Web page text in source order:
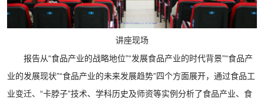
讲座现场
报告从“食品产业的战略地位”“发展食品产业的时代背景”“食品产
业的发展现状”“食品产业的未来发展趋势”四个方面展开，通过食品工
业变迁、“卡脖子”技术、学科历史及师资等实例分析了食品产业、食